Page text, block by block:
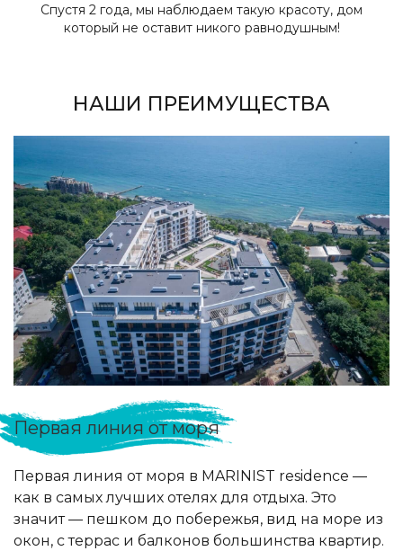
Спустя 2 года, мы наблюдаем такую красоту, дом
который не оставит никого равнодушным!
НАШИ ПРЕИМУЩЕСТВА
Первая линия от моря
Первая линия от моря в MARINIST residence —
как в самых лучших отелях для отдыха. Это
значит — пешком до побережья, вид на море из
окон, с террас и балконов большинства квартир.